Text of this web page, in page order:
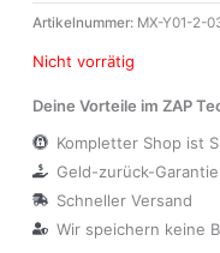
Artikelnummer: MX-Y01-2-
Nicht vorrätig
Deine Vorteile im ZAP
Kompletter Shop ist
Geld-zurück-
Schneller Versand
Wir speichern keine